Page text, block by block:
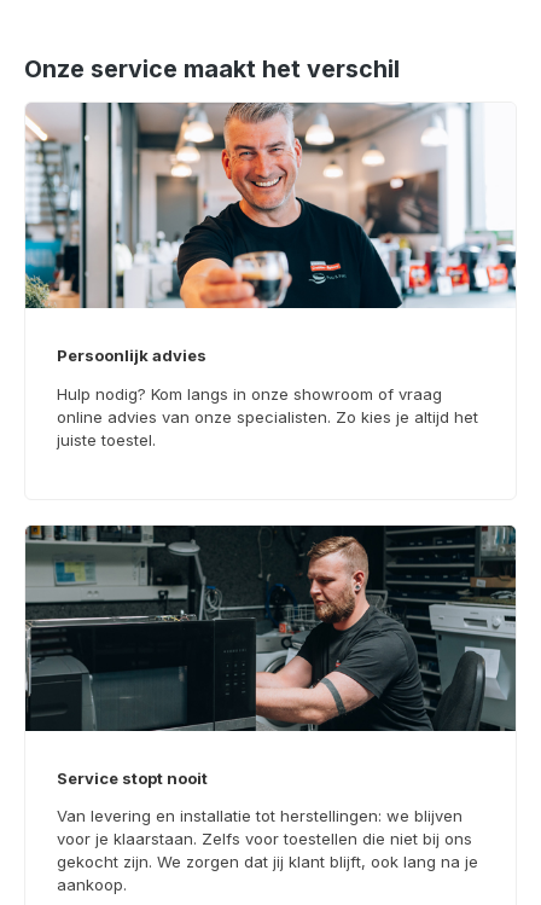
Onze service maakt het verschil
Persoonlijk advies
Hulp nodig? Kom langs in onze showroom of vraag
online advies van onze specialisten. Zo kies je altijd het
juiste toestel.
Service stopt nooit
Van levering en installatie tot herstellingen: we blijven
voor je klaarstaan. Zelfs voor toestellen die niet bij ons
gekocht zijn. We zorgen dat jij klant blijft, ook lang na je
aankoop.